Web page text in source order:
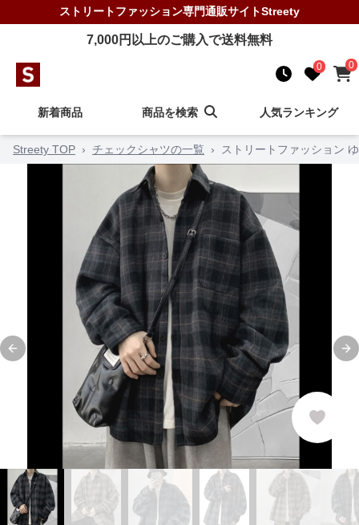
ストリートファッション専門通販サイトStreety
7,000円以上のご購入で送料無料
0 0
新着商品 商品を検索 人気ランキング
Streety TOP › チェックシャツの一覧 › ストリートファッション
Previous slide